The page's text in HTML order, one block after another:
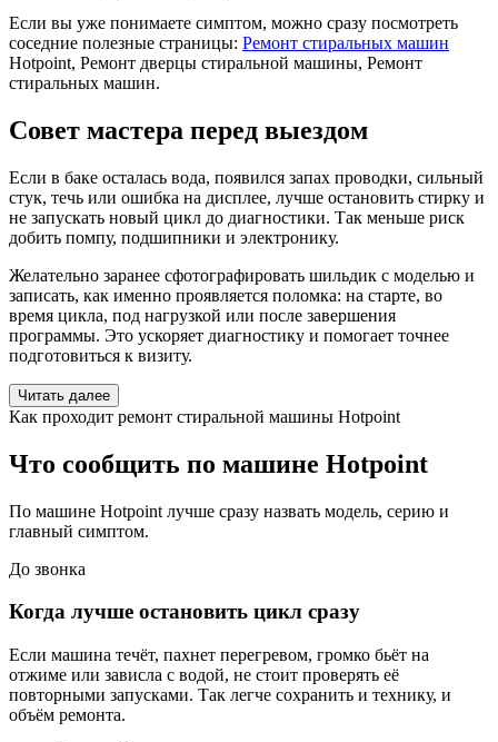
Если вы уже понимаете симптом, можно сразу посмотреть
соседние полезные страницы: Ремонт стиральных машин
Hotpoint, Ремонт дверцы стиральной машины, Ремонт
стиральных машин.
Совет мастера перед выездом
Если в баке осталась вода, появился запах проводки, сильный
стук, течь или ошибка на дисплее, лучше остановить стирку и
не запускать новый цикл до диагностики. Так меньше риск
добить помпу, подшипники и электронику.
Желательно заранее сфотографировать шильдик с моделью и
записать, как именно проявляется поломка: на старте, во
время цикла, под нагрузкой или после завершения
программы. Это ускоряет диагностику и помогает точнее
подготовиться к визиту.
Читать далее
Как проходит ремонт стиральной машины Hotpoint
Что сообщить по машине Hotpoint
По машине Hotpoint лучше сразу назвать модель, серию и
главный симптом.
До звонка
Когда лучше остановить цикл сразу
Если машина течёт, пахнет перегревом, громко бьёт на
отжиме или зависла с водой, не стоит проверять её
повторными запусками. Так легче сохранить и технику, и
объём ремонта.